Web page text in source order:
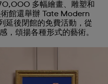
多幅繪畫、雕塑和
館還舉辦 Tate Modern
延後閉館的免費活動，從
，頌揚各種形式的藝術。